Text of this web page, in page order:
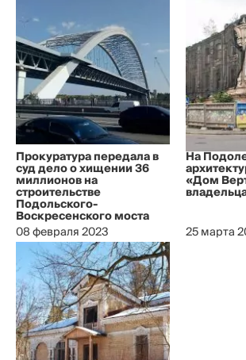
Прокуратура передала в
суд дело о хищении 36
миллионов на
строительстве
Подольского-
Воскресенского моста
08 февраля 2023
На
«Дом
25 марта